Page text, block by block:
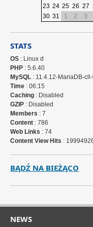
23 24 25 26 27
30 31 1 2 3
STATS
OS : Linux d
PHP : 5.6.40
MySQL : 11.4.12-MariaDB-
Time : 06:15
Caching : Disabled
GZIP : Disabled
Members : 7
Content : 786
Web Links : 74
Content View Hits :
BĄDŹ NA BIEŻĄCO
NEWS